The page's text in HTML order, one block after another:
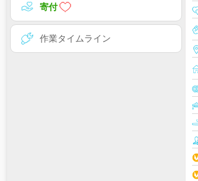
寄付
作業タイムライン